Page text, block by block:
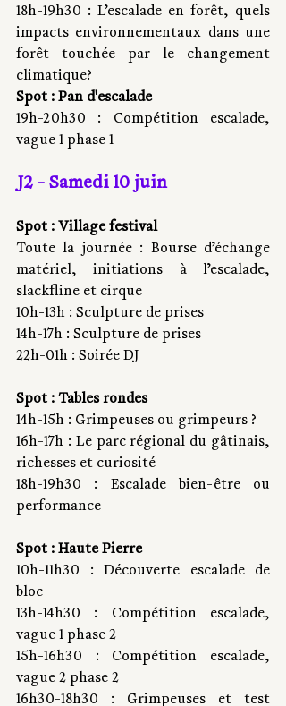
18h-19h30 : L’escalade en forêt, quels
impacts environnementaux dans une
forêt touchée par le changement
climatique?
Spot : Pan d'escalade
19h-20h30 : Compétition escalade,
vague 1 phase 1
J2 - Samedi 10 juin
Spot : Village festival
Toute la journée : Bourse d’échange
matériel, initiations à l’escalade,
slackfline et cirque
10h-13h : Sculpture de prises
14h-17h : Sculpture de prises
22h-01h : Soirée DJ
Spot : Tables rondes
14h-15h : Grimpeuses ou grimpeurs ?
16h-17h : Le parc régional du gâtinais,
richesses et curiosité
18h-19h30 : Escalade bien-être ou
performance
Spot : Haute Pierre
10h-11h30 : Découverte escalade de
bloc
13h-14h30 : Compétition escalade,
vague 1 phase 2
15h-16h30 : Compétition escalade,
vague 2 phase 2
16h30-18h30 : Grimpeuses et test